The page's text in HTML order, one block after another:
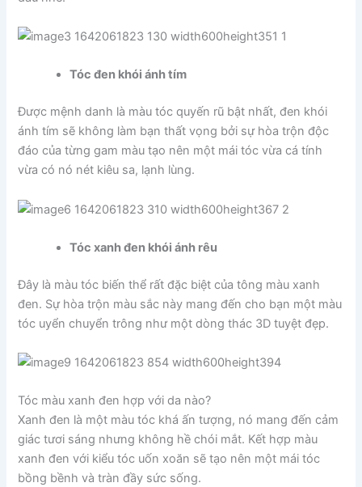
Tóc đen khói ánh tím
Được mệnh danh là màu tóc quyến rũ bật nhất, đen khói
ánh tím sẽ không làm bạn thất vọng bởi sự hòa trộn độc
đáo của từng gam màu tạo nên một mái tóc vừa cá tính
vừa có nó nét kiêu sa, lạnh lùng.
Tóc xanh đen khói ánh rêu
Đây là màu tóc biến thể rất đặc biệt của tông màu xanh
đen. Sự hòa trộn màu sắc này mang đến cho bạn một màu
tóc uyển chuyển trông như một dòng thác 3D tuyệt đẹp.
Tóc màu xanh đen hợp với da nào?
Xanh đen là một màu tóc khá ấn tượng, nó mang đến cảm
giác tươi sáng nhưng không hề chói mắt. Kết hợp màu
xanh đen với kiểu tóc uốn xoăn sẽ tạo nên một mái tóc
bồng bềnh và tràn đầy sức sống.